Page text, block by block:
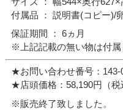
付属品 ： 説明書(コピー)/
保証期間 ： 6ヵ月
※上記記載の無い物は付属
★お問い合わせ番号：143-
★店頭価格：58,190円（税
※販売終了致しました。